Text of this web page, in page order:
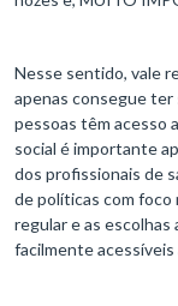
Nesse sentido, vale
apenas consegue ter
pessoas têm acesso
social é importante
dos profissionais de
de políticas com foco
regular e as escolhas
facilmente